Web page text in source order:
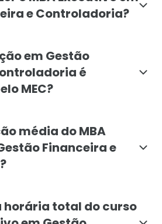
e Controladoria?
em Gestão
é
MEC?
média do MBA
Financeira e
horária total do curso